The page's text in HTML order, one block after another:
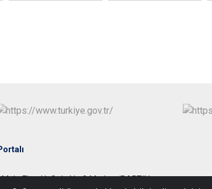
Elmalık Sok. No:3 Merkez/BARTIN